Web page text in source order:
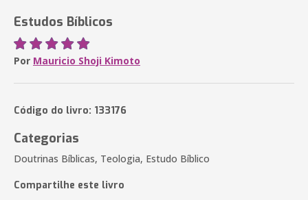
Estudos Bíblicos
Por Mauricio Shoji Kimoto
Código do livro: 133176
Categorias
Doutrinas Bíblicas, Teologia, Estudo Bíblico
Compartilhe este livro